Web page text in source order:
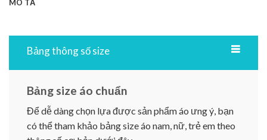
MÔ TẢ
Bảng thông số size
Bảng size áo chuẩn
Để dễ dàng chọn lựa được sản phẩm áo ưng ý, bạn
có thể tham khảo bảng size áo nam, nữ, trẻ em theo